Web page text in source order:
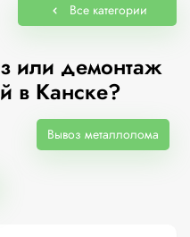
Все категории
или демонтаж
в Канске?
Вывоз металлолома